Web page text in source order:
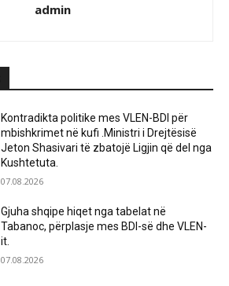
admin
Kontradikta politike mes VLEN-BDI për
mbishkrimet në kufi .Ministri i Drejtësisë
Jeton Shasivari të zbatojë Ligjin që del nga
Kushtetuta.
07.08.2026
Gjuha shqipe hiqet nga tabelat në
Tabanoc, përplasje mes BDI-së dhe VLEN-
it.
07.08.2026